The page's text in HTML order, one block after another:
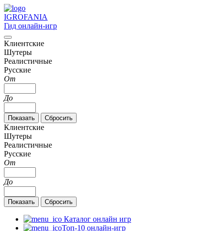
IGROFANIA
Гид онлайн-игр
Клиентские
Шутеры
Реалистичные
Русские
От
До
Клиентские
Шутеры
Реалистичные
Русские
От
До
Каталог онлайн игр
Топ-10 онлайн-игр